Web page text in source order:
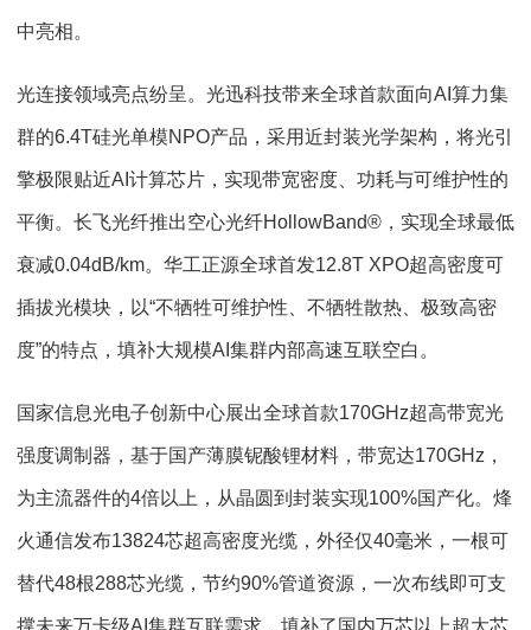
中亮相。
光连接领域亮点纷呈。光迅科技带来全球首款面向AI算力集
群的6.4T硅光单模NPO产品，采用近封装光学架构，将光引
擎极限贴近AI计算芯片，实现带宽密度、功耗与可维护性的
平衡。长飞光纤推出空心光纤HollowBand®，实现全球最低
衰减0.04dB/km。华工正源全球首发12.8T XPO超高密度可
插拔光模块，以“不牺牲可维护性、不牺牲散热、极致高密
度”的特点，填补大规模AI集群内部高速互联空白。
国家信息光电子创新中心展出全球首款170GHz超高带宽光
强度调制器，基于国产薄膜铌酸锂材料，带宽达170GHz，
为主流器件的4倍以上，从晶圆到封装实现100%国产化。烽
火通信发布13824芯超高密度光缆，外径仅40毫米，一根可
替代48根288芯光缆，节约90%管道资源，一次布线即可支
撑未来万卡级AI集群互联需求，填补了国内万芯以上超大芯